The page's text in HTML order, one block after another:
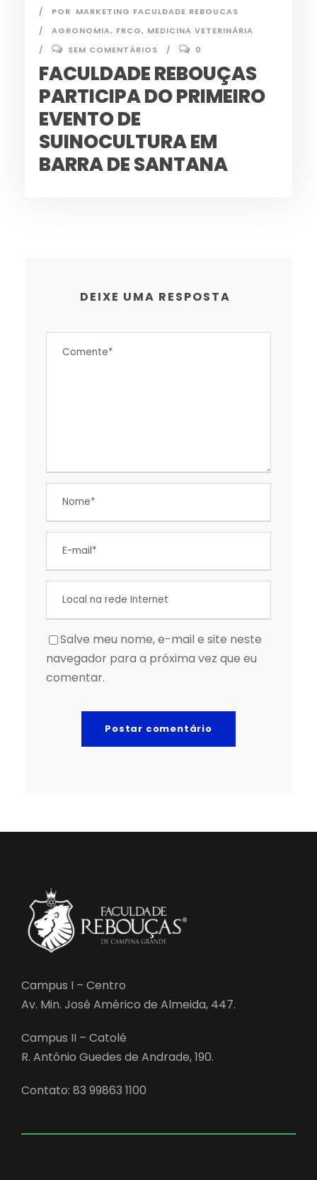
POR MARKETING FACULDADE REBOUCAS
AGRONOMIA, FRCG, MEDICINA VETERINÁRIA
SEM COMENTÁRIOS
0
FACULDADE REBOUÇAS
PARTICIPA DO PRIMEIRO
EVENTO DE
SUINOCULTURA EM
BARRA DE SANTANA
DEIXE UMA RESPOSTA
Salve meu nome, e-mail e site neste
navegador para a próxima vez que eu
comentar.
Campus I – Centro
Av. Min. José Américo de Almeida, 447.
Campus II – Catolé
R. Antônio Guedes de Andrade, 190.
Contato: 83 99863 1100